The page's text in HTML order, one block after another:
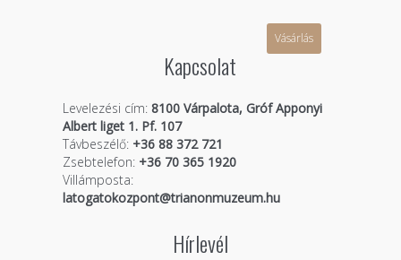
Vásárlás
Kapcsolat
Levelezési cím: 8100 Várpalota, Gróf Apponyi
Albert liget 1. Pf. 107
Távbeszélő:+36 88 372 721
Zsebtelefon:+36 70 365 1920
Villámposta:
latogatokozpont@trianonmuzeum.hu
Hírlevél